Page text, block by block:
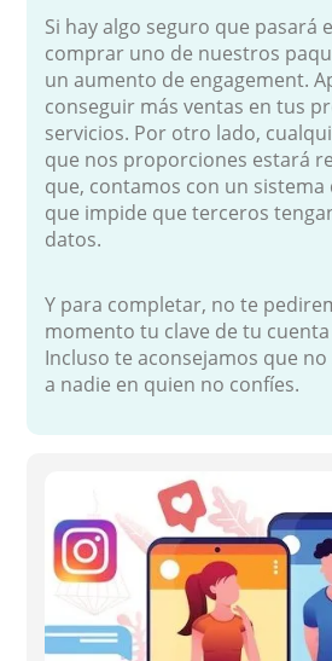
Si hay algo seguro que pasará
comprar uno de nuestros
un aumento de engagement.
conseguir más ventas en tus
servicios. Por otro lado,
que nos proporciones estará
que, contamos con un
que impide que terceros
datos.
Y para completar, no te
momento tu clave de tu
Incluso te aconsejamos que
a nadie en quien no confíes.